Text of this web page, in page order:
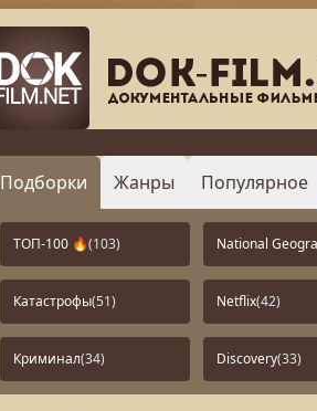
Подборки Жанры Популярное
ТОП-100 🔥(103) National
Катастрофы(51) Netflix(42)
Криминал(34) Discovery(33)